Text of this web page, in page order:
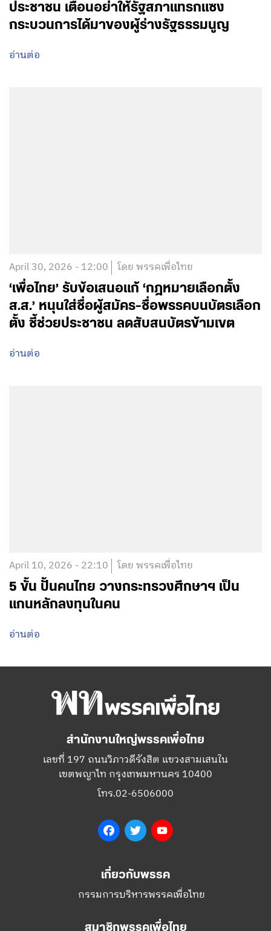
ประชาชน เตือนอย่าให้รัฐสภาแทรกแซง
กระบวนการได้มาของผู้ร่างรัฐธรรมนูญ
อ่านต่อ
April 30, 2026 - 12:00 โดย พรรคเพื่อไทย
‘เพื่อไทย’ รับข้อเสนอแก้ ‘กฎหมายเลือกตั้ง
ส.ส.’ หนุนใส่ชื่อผู้สมัคร-ชื่อพรรคบนบัตรเลือก
ตั้ง ชี้ช่วยประชาชน ลดสับสนบัตรข้ามเขต
อ่านต่อ
April 10, 2026 - 22:10 โดย พรรคเพื่อไทย
5 ขั้น ปั้นคนไทย วางกระทรวงศึกษาฯ เป็น
แกนหลักลงทุนในคน
อ่านต่อ
สำนักงานใหญ่พรรคเพื่อไทย
เลขที่ 197 ถนนวิภาวดีรังสิต แขวงสามเสนใน
เขตพญาไท กรุงเทพมหานคร 10400
โทร.02-6506000
FacebookTwitter
เกี่ยวกับพรรค
กรรมการบริหารพรรคเพื่อไทย
สมาชิกพรรคเพื่อไทย